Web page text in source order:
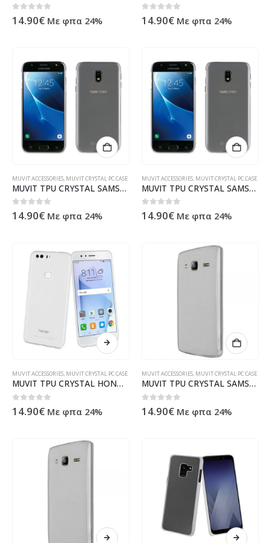
0 out of 5
14.90€ Με φπα 24% 0 out of 5
14.90€ Με φπα 24%
MUVIT ACCESSORIES MUVIT CRYSTAL PC CASE
MUVIT TPU CRYSTAL SAMSUNG J5 2017 trans backcover
0 out of 5
14.90€ Με φπα 24%
MUVIT ACCESSORIES MUVIT CRYSTAL PC CASE
MUVIT TPU CRYSTAL SAMSUNG J3 2017 trans backcover
0 out of 5
14.90€ Με φπα 24%
MUVIT ACCESSORIES, MUVIT CRYSTAL PC CASE
MUVIT TPU CRYSTAL HONOR 8 trans backcover
0 out of 5
14.90€ Με φπα 24%
MUVIT ACCESSORIES, MUVIT CRYSTAL PC CASE
MUVIT TPU CRYSTAL SAMSUNG A3 2016 trans backcover
0 out of 5
14.90€ Με φπα 24%